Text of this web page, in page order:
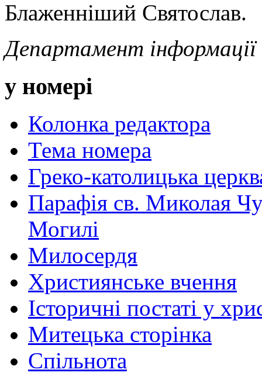
Блаженніший Святослав.
Департамент
у номері
Колонка редактора
Тема номера
Греко-католицька
Парафія св. Миколая
Могилі
Милосердя
Християнське вчення
Історичні постаті у
Митецька сторінка
Спільнота